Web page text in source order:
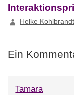
Helke Kohlbrandt
Ein
Tamara